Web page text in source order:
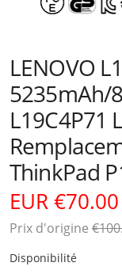
LENOVO
5235mAh/
L19C4P71
ThinkPad
EUR €70.00
Prix ​​d'origine
Disponibilité